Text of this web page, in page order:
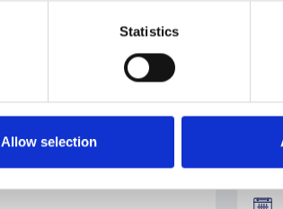
Statistics
Allow selection